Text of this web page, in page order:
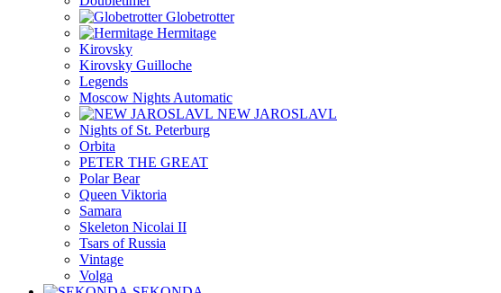
Globetrotter
Hermitage
Kirovsky
Kirovsky Guilloche
Legends
Moscow Nights Automatic
NEW JAROSLAVL
Nights of St. Peterburg
Orbita
PETER THE GREAT
Polar Bear
Queen Viktoria
Samara
Skeleton Nicolai II
Tsars of Russia
Vintage
Volga